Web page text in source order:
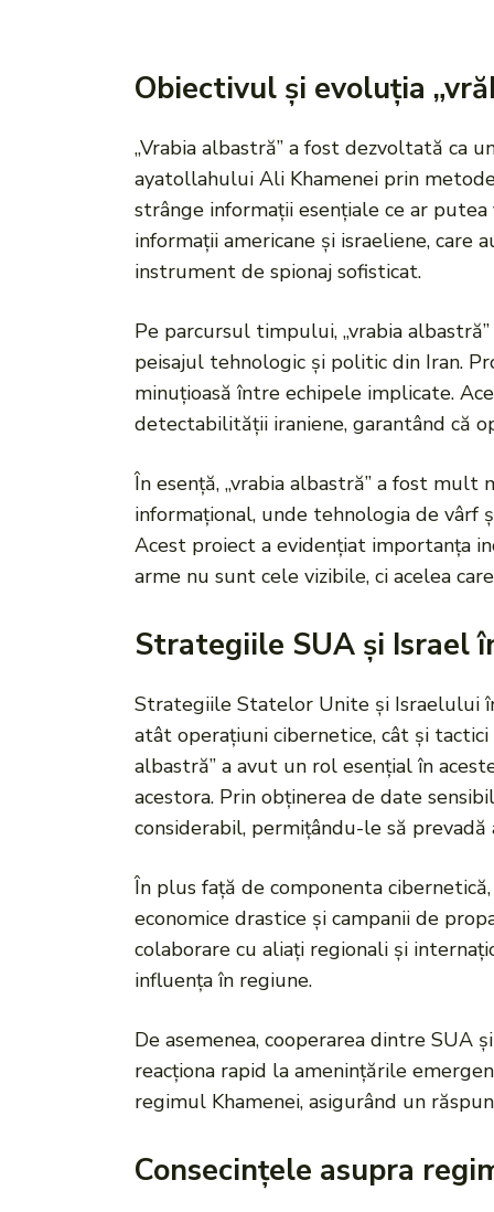
Obiectivul și evoluția
„Vrabia albastră” a fost dezvoltată ca
ayatollahului Ali Khamenei prin
strânge informații esențiale ce ar
informații americane și israeliene,
instrument de spionaj sofisticat.
Pe parcursul timpului, „vrabia
peisajul tehnologic și politic din Iran.
minuțioasă între echipele implicate.
detectabilității iraniene, garantând că
În esență, „vrabia albastră” a fost
informațional, unde tehnologia de
Acest proiect a evidențiat importanța
arme nu sunt cele vizibile, ci acelea
Strategiile SUA și Israel
Strategiile Statelor Unite și Israelului
atât operațiuni cibernetice, cât și
albastră” a avut un rol esențial în
acestora. Prin obținerea de date
considerabil, permițându-le să
În plus față de componenta
economice drastice și campanii de
colaborare cu aliați regionali și
influența în regiune.
De asemenea, cooperarea dintre SUA
reacționa rapid la amenințările
regimul Khamenei, asigurând un
Consecințele asupra